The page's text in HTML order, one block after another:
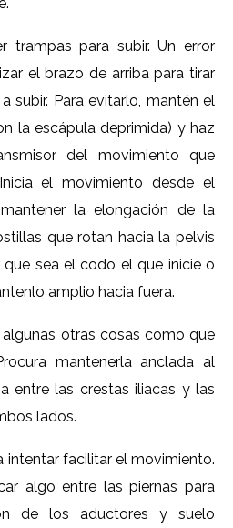
trampas para subir. Un error
el brazo de arriba para tirar
subir. Para evitarlo, mantén el
la escápula deprimida) y haz
del movimiento que
el movimiento desde el
la elongación de la
que rotan hacia la pelvis
sea el codo el que inicie o
amplio hacia fuera.
otras cosas como que
mantenerla anclada al
entre las crestas iliacas y las
lados.
intentar facilitar el movimiento.
algo entre las piernas para
de los aductores y suelo